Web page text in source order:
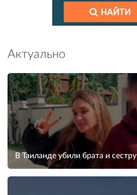
Актуально
В Таиланде убили брата и